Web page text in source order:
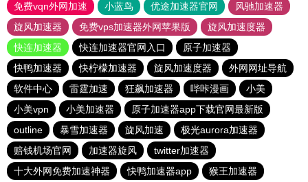
免费vqn外网加速
小蓝鸟 优途加速器官网
风驰加速器
旋风加速器
免费vps加速器外网苹果版
旋风加速度器
快连加速器
快连加速器官网入口
原子加速器
快鸭加速器
快柠檬加速器 旋风加速度器
外网网址导航
软件中心
雷霆加速 狂飙加速器 哔咔漫画
小美
小美vpn
小美加速器
原子加速器app下载官网最新版
outline
暴雪加速器 旋风加速
极光aurora加速器
赔钱机场官网
加速器旋风
twitter加速器
十大外网免费加速神器
快鸭加速器app 猴王加速器